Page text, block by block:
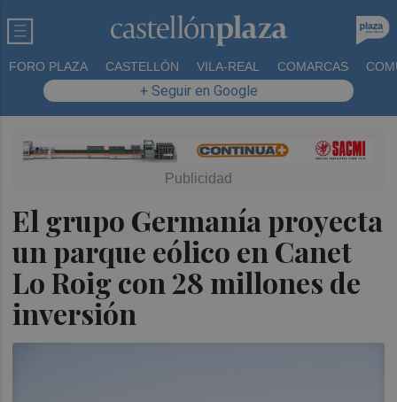
FORO PLAZA CASTELLÓN VILA-REAL COMARCAS
+ Seguir en Google
El grupo Germanía proyecta
un parque eólico en Canet
Lo Roig con 28 millones de
inversión